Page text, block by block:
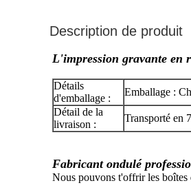
Description de produit
L'impression gravante en
Détails
d'emballage :
Emballage :
Détail de la
livraison :
Transporté en
Fabricant ondulé
Nous pouvons t'offrir les boîtes